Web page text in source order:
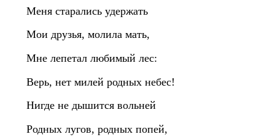
Меня старались удержать
Мои друзья, молила мать,
Мне лепетал любимый лес:
Верь, нет милей родных небес!
Нигде не дышится вольней
Родных лугов, родных попей,